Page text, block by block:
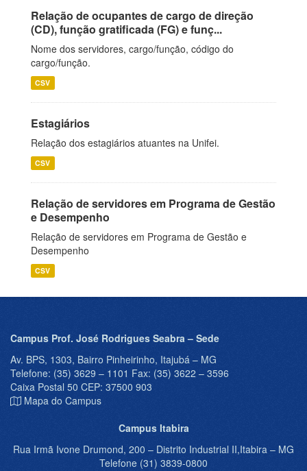
Relação de ocupantes de cargo de direção
(CD), função gratificada (FG) e funç...
Nome dos servidores, cargo/função, código do
cargo/função.
CSV
Estagiários
Relação dos estagiários atuantes na Unifei.
CSV
Relação de servidores em Programa de Gestão
e Desempenho
Relação de servidores em Programa de Gestão e
Desempenho
CSV
Campus Prof. José Rodrigues Seabra – Sede
Av. BPS, 1303, Bairro Pinheirinho, Itajubá – MG
Telefone: (35) 3629 – 1101 Fax: (35) 3622 – 3596
Caixa Postal 50 CEP: 37500 903
Mapa do Campus
Campus Itabira
Rua Irmã Ivone Drumond, 200 – Distrito Industrial II,Itabira – MG
Telefone (31) 3839-0800